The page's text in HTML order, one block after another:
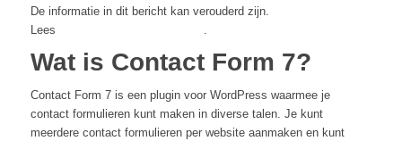
De informatie in dit bericht kan verouderd zijn.
Lees
.
Wat is Contact Form 7?
Contact Form 7 is een plugin voor WordPress waarmee je
contact formulieren kunt maken in diverse talen. Je kunt
meerdere contact formulieren per website aanmaken en kunt